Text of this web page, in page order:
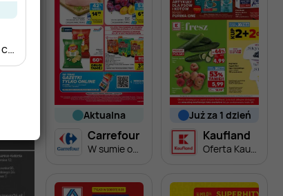
W sumie od czwartku weekend okazji
aktualna
Carrefour
już za 1 dzień
Kaufland